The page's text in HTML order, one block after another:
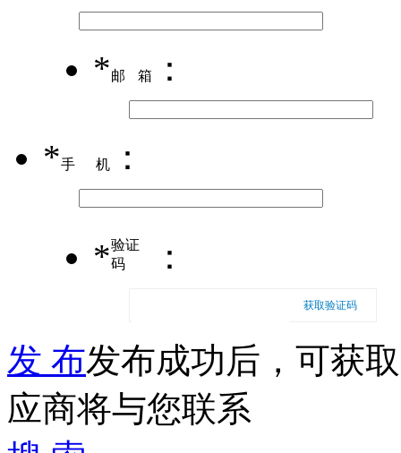
*邮箱 ：
*手机 ：
*验证
码
：
获取验证码
发 布发布成功后，可获
应商将与您联系